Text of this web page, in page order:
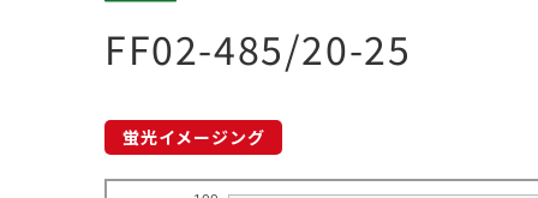
FF02-485/20-25
蛍光イメージング